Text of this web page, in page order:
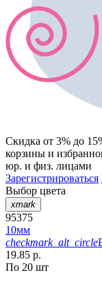
Скидка от 3% до
корзины и
юр. и физ. лицами
Зарегистрироваться
Выбор цвета
xmark
95375
10мм
checkmark_alt_circle
19.85 р.
По 20 шт